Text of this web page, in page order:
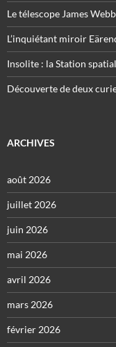
Le télescope James
L’inquiétant miroir
Insolite : la Station
Découverte de deux
ARCHIVES
août 2026
juillet 2026
juin 2026
mai 2026
avril 2026
mars 2026
février 2026